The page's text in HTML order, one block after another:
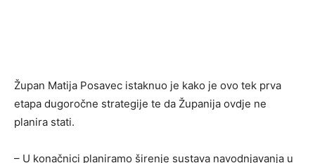
Župan Matija Posavec istaknuo je kako je ovo tek prva
etapa dugoročne strategije te da Županija ovdje ne
planira stati.
– U konačnici planiramo širenje sustava navodnjavanja u